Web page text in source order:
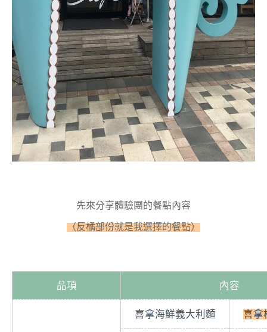
先來分享體驗團的餐點內容
（反橘部份就是我選擇的餐點）
品項 內容
喜拿海鮮義大利麵 喜拿